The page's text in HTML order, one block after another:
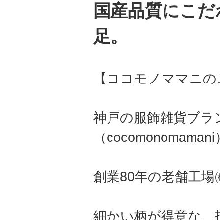
国産品質にこ
足。
【ココモノママニ
神戸の服飾雑貨ブ
（
創業80年の老舗工
細かい柄が得意な